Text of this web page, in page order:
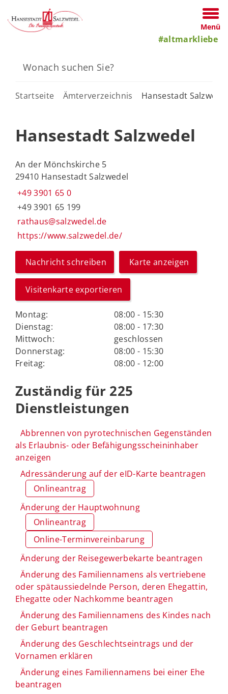
Menü
#altmarkliebe
Startseite Ämterverzeichnis Hansestadt
Hansestadt Salzwedel
An der Mönchskirche 5
29410 Hansestadt Salzwedel
+49 3901 65 0
+49 3901 65 199
rathaus@salzwedel.de
https://www.salzwedel.de/
Nachricht schreiben Karte anzeigen
Visitenkarte exportieren
Montag:
08:00 - 15:30
Dienstag:
08:00 - 17:30
Mittwoch:
geschlossen
Donnerstag:
08:00 - 15:30
Freitag:
08:00 - 12:00
Zuständig für 225
Dienstleistungen
Abbrennen von pyrotechnischen Gegenständen
als Erlaubnis- oder Befähigungsscheininhaber
anzeigen
Adressänderung auf der eID-Karte beantragen
Onlineantrag
Änderung der Hauptwohnung
Onlineantrag
Online-Terminvereinbarung
Änderung der Reisegewerbekarte beantragen
Änderung des Familiennamens als vertriebene
oder spätaussiedelnde Person, deren Ehegattin,
Ehegatte oder Nachkomme beantragen
Änderung des Familiennamens des Kindes nach
der Geburt beantragen
Änderung des Geschlechtseintrags und der
Vornamen erklären
Änderung eines Familiennamens bei einer Ehe
beantragen